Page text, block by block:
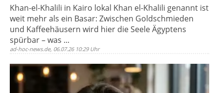
Khan-el-Khalili in Kairo lokal Khan el-Khalili genannt ist
weit mehr als ein Basar: Zwischen Goldschmieden
und Kaffeehäusern wird hier die Seele Ägyptens
spürbar – was ...
ad-hoc-news.de, 06.07.26 10:29 Uhr